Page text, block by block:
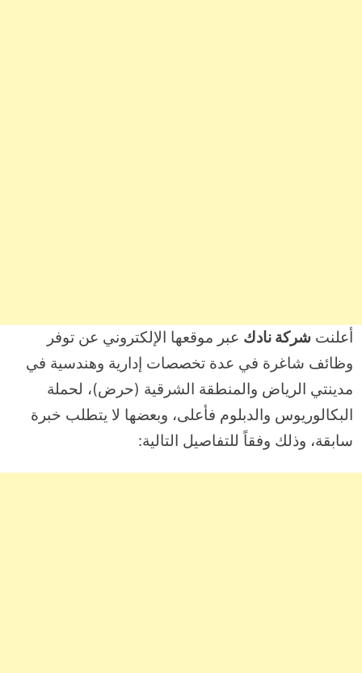
أعلنت شركة نادك عبر موقعها الإلكتروني عن توفر
وظائف شاغرة في عدة تخصصات إدارية وهندسية في
مدينتي الرياض والمنطقة الشرقية (حرض)، لحملة
البكالوريوس والدبلوم فأعلى، وبعضها لا يتطلب خبرة
سابقة، وذلك وفقاً للتفاصيل التالية: